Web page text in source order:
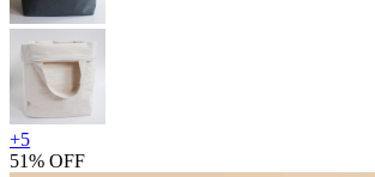
+5
51% OFF